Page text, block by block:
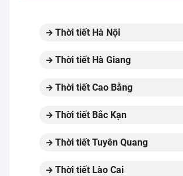
Thời tiết Hà Nội
Thời tiết Hà Giang
Thời tiết Cao Bằng
Thời tiết Bắc Kạn
Thời tiết Tuyên Quang
Thời tiết Lào Cai